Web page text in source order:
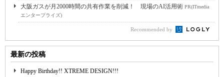
大阪ガスが月2000時間の共有作業を削減！ 現場のAI活用術 PR(ITmedia
エンタープライズ)
Recommended by
最新の投稿
Happy Birthday!! XTREME DESIGN!!!